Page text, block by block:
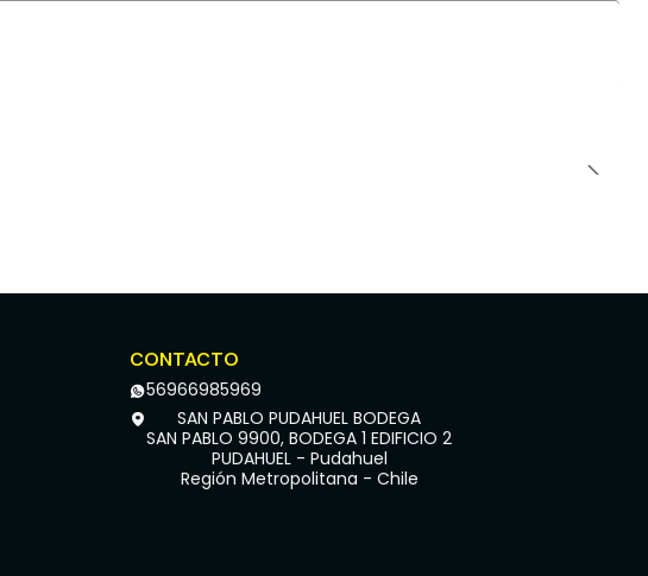
CONTACTO
56966985969
SAN PABLO PUDAHUEL BODEGA
SAN PABLO 9900, BODEGA 1 EDIFICIO 2
PUDAHUEL - Pudahuel
Región Metropolitana - Chile